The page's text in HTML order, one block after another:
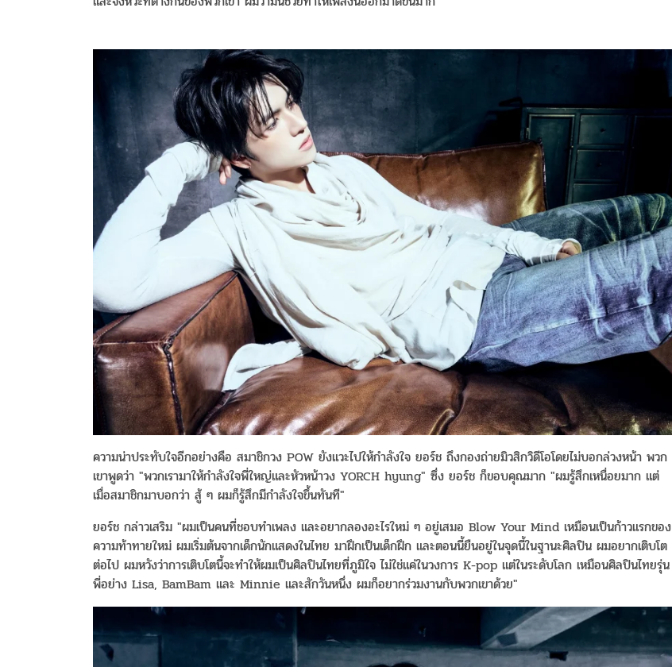
ความน่าประทับใจอีกอย่างคือ สมาชิกวง POW ยังแวะไปให้กำลังใจ ยอร์ช ถึงกองถ่ายมิวสิกวิดีโอโดยไม่บอกล่วงหน้า พวก
เขาพูดว่า "พวกเรามาให้กำลังใจพี่ใหญ่และหัวหน้าวง YORCH hyung" ซึ่ง ยอร์ช ก็ขอบคุณมาก "ผมรู้สึกเหนื่อยมาก แต่
เมื่อสมาชิกมาบอกว่า สู้ ๆ ผมก็รู้สึกมีกำลังใจขึ้นทันที"
ยอร์ช กล่าวเสริม "ผมเป็นคนที่ชอบทำเพลง และอยากลองอะไรใหม่ ๆ อยู่เสมอ Blow Your Mind เหมือนเป็นก้าวแรกของ
ความท้าทายใหม่ ผมเริ่มต้นจากเด็กนักแสดงในไทย มาฝึกเป็นเด็กฝึก และตอนนี้ยืนอยู่ในจุดนี้ในฐานะศิลปิน ผมอยากเติบโต
ต่อไป ผมหวังว่าการเติบโตนี้จะทำให้ผมเป็นศิลปินไทยที่ภูมิใจ ไม่ใช่แค่ในวงการ K-pop แต่ในระดับโลก เหมือนศิลปินไทยรุ่น
พี่อย่าง Lisa, BamBam และ Minnie และสักวันหนึ่ง ผมก็อยากร่วมงานกับพวกเขาด้วย"